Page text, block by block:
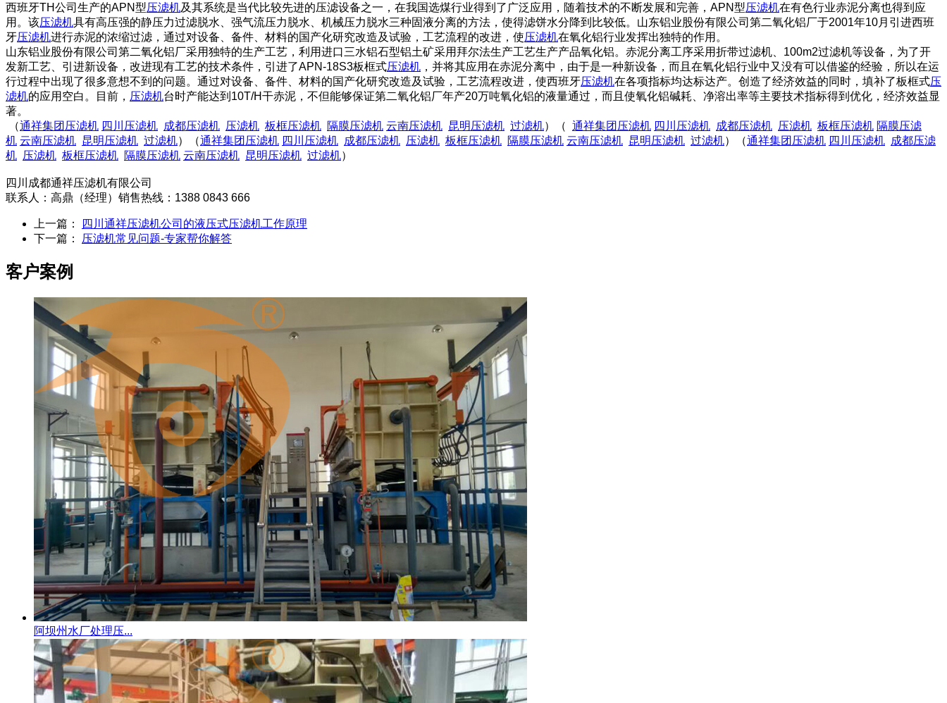
西班牙TH公司生产的APN型压滤机及其系统是当代比较先进的压滤设备之一，在我国选煤行业得到了广泛应用，随着技术的不断发展和完善，APN型压滤机在有色行业赤泥分离也得到应
用。该压滤机具有高压强的静压力过滤脱水、强气流压力脱水、机械压力脱水三种固液分离的方法，使得滤饼水分降到比较低。山东铝业股份有限公司第二氧化铝厂于2001年10月引进西班
牙压滤机进行赤泥的浓缩过滤，通过对设备、备件、材料的国产化研究改造及试验，工艺流程的改进，使压滤机在氧化铝行业发挥出独特的作用。
山东铝业股份有限公司第二氧化铝厂采用独特的生产工艺，利用进口三水铝石型铝土矿采用拜尔法生产工艺生产产品氧化铝。赤泥分离工序采用折带过滤机、100m2过滤机等设备，为了开
发新工艺、引进新设备，改进现有工艺的技术条件，引进了APN-18S3板框式压滤机 ，并将其应用在赤泥分离中，由于是一种新设备，而且在氧化铝行业中又没有可以借鉴的经验，所以在运
行过程中出现了很多意想不到的问题。通过对设备、备件、材料的国产化研究改造及试验，工艺流程改进，使西班牙压滤机在各项指标均达标达产。创造了经济效益的同时，填补了板框式压
滤机的应用空白。目前， 压滤机台时产能达到10T/H干赤泥，不但能够保证第二氧化铝厂年产20万吨氧化铝的液量通过，而且使氧化铝碱耗、净溶出率等主要技术指标得到优化，经济效益显
著。
（通祥集团压滤机 四川压滤机 成都压滤机 压滤机 板框压滤机 隔膜压滤机 云南压滤机 昆明压滤机 过滤机）（ 通祥集团压滤机 四川压滤机 成都压滤机 压滤机 板框压滤机 隔膜压滤
机 云南压滤机 昆明压滤机 过滤机）（通祥集团压滤机 四川压滤机 成都压滤机 压滤机 板框压滤机 隔膜压滤机 云南压滤机 昆明压滤机 过滤机）（通祥集团压滤机 四川压滤机 成都压滤
机 压滤机 板框压滤机 隔膜压滤机 云南压滤机 昆明压滤机 过滤机）
四川成都通祥压滤机有限公司
联系人：高鼎（经理）销售热线：1388 0843 666
上一篇：
四川通祥压滤机公司的液压式压滤机工作原理
下一篇： 压滤机常见问题-专家帮你解答
客户案例
阿坝州水厂处理压...